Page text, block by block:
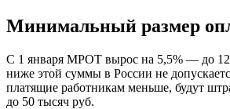
Минимальный размер
С 1 января МРОТ вырос на 5,5% — до 12
ниже этой суммы в России не
платящие работникам меньше, будут
до 50 тысяч руб.